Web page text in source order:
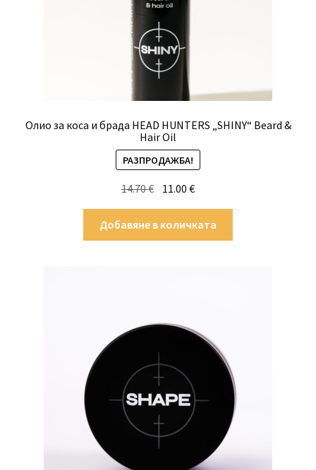
Олио за коса и брада HEAD HUNTERS „SHINY“ Beard &
Hair Oil
РАЗПРОДАЖБА!
14.70€ Original
price
was:
14.70 €.
11.00€Текущата
цена
е:
11.00 €.
Добавяне в количката